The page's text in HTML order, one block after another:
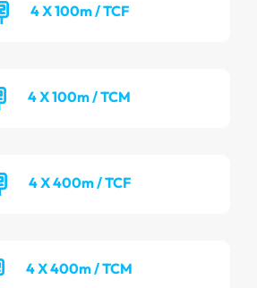
4 X 100m / TCF
4 X 100m / TCM
4 X 400m / TCF
4 X 400m / TCM